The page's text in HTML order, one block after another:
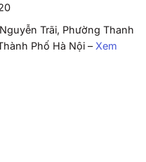
Trãi, Phường Thanh
Phố Hà Nội – Xem